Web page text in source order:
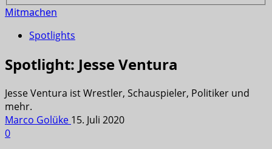
Mitmachen
Spotlights
Spotlight: Jesse Ventura
Jesse Ventura ist Wrestler, Schauspieler, Politiker und
mehr.
Marco Golüke 15. Juli 2020
0